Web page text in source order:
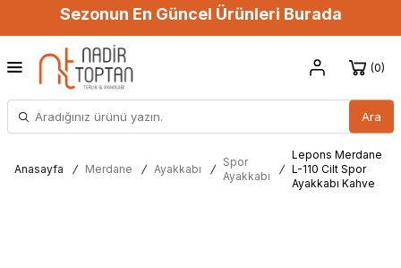
Sezonun En Güncel Ürünleri Burada
Ara
0
Anasayfa / Merdane / Ayakkabı /
Spor
Ayakkabı
/
Lepons Merdane
L-110 Cilt Spor
Ayakkabı Kahve